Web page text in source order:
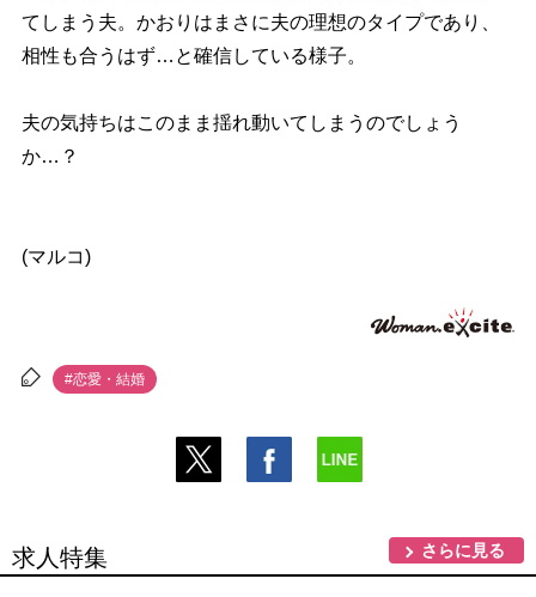
てしまう夫。かおりはまさに夫の理想のタイプであり、
相性も合うはず…と確信している様子。
夫の気持ちはこのまま揺れ動いてしまうのでしょう
か…？
(マルコ)
#恋愛・結婚
求人特集 さらに見る